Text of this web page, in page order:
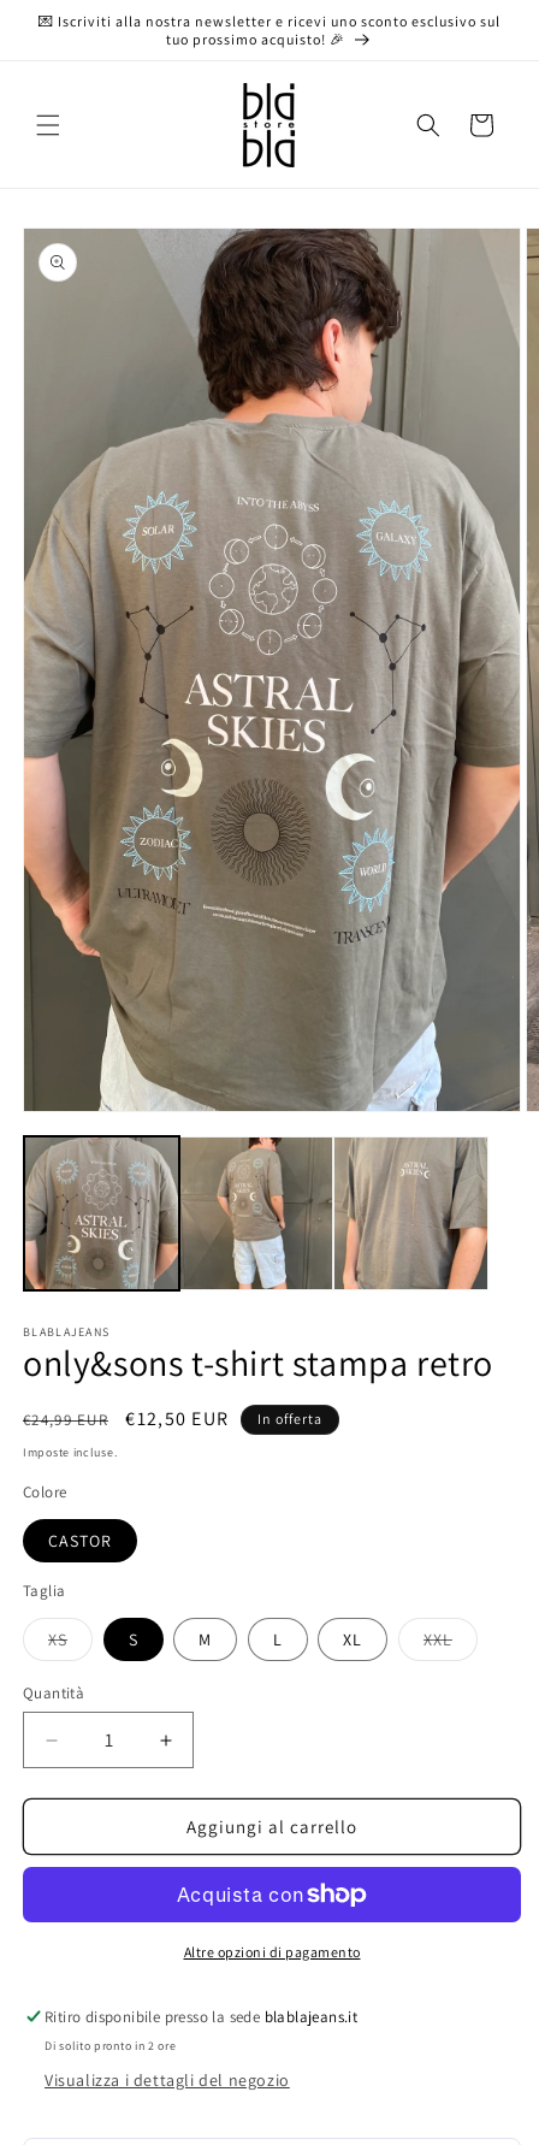
direttamente
💌 Iscriviti alla nostra newsletter e ricevi uno sconto esclusivo sul
tuo prossimo acquisto! 🎉
Carrello
Passa alle
informazioni
sul prodotto
contenuti
multimediali
1
in
finestra
modale
BLABLAJEANS
only&sons t-shirt stampa retro
Prezzo
di
€24,99 EUR
Prezzo
€12,50 EUR In offerta
Imposte incluse.
Colore
CASTOR
Taglia
XS
Variante
o
S M L XL XXL
Variante
Quantità
Diminuisci
quantità
per
only&amp;sons
t-
retro
Aumenta
quantità
per
only&amp;sons
t-
stampa
retro
Aggiungi al carrello
Altre opzioni di pagamento
Ritiro disponibile presso la sede blablajeans.it
Di solito pronto in 2 ore
Visualizza i dettagli del negozio